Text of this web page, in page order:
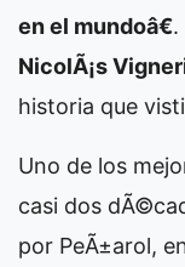
en el mundoâ€.
NicolÃ¡s
historia que
Uno de los
casi dos
por PeÃ±arol,